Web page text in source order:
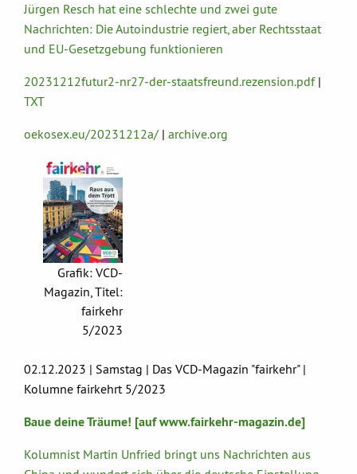
Jürgen Resch hat eine schlechte und zwei gute
Nachrichten: Die Autoindustrie regiert, aber Rechtsstaat
und EU-Gesetzgebung funktionieren
20231212futur2-nr27-der-staatsfreund.rezension.pdf|
TXT
oekosex.eu/20231212a/ | archive.org
Grafik: VCD-
Magazin, Titel:
fairkehr
5/2023
02.12.2023 | Samstag | Das VCD-Magazin "fairkehr" |
Kolumne fairkehrt 5/2023
Baue deine Träume! [auf www.fairkehr-magazin.de]
Kolumnist Martin Unfried bringt uns Nachrichten aus